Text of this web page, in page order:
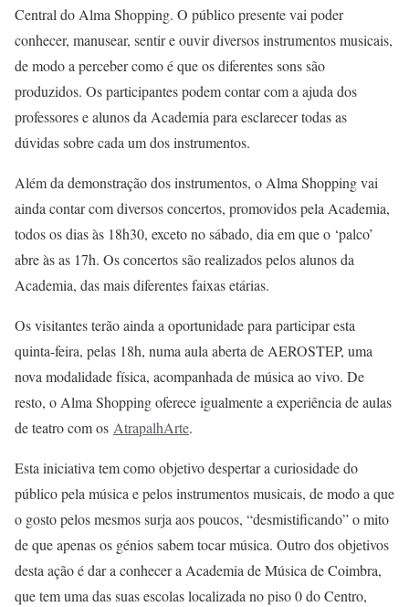
Central do Alma Shopping. O público presente vai poder
conhecer, manusear, sentir e ouvir diversos instrumentos musicais,
de modo a perceber como é que os diferentes sons são
produzidos. Os participantes podem contar com a ajuda dos
professores e alunos da Academia para esclarecer todas as
dúvidas sobre cada um dos instrumentos.
Além da demonstração dos instrumentos, o Alma Shopping vai
ainda contar com diversos concertos, promovidos pela Academia,
todos os dias às 18h30, exceto no sábado, dia em que o ‘palco’
abre às as 17h. Os concertos são realizados pelos alunos da
Academia, das mais diferentes faixas etárias.
Os visitantes terão ainda a oportunidade para participar esta
quinta-feira, pelas 18h, numa aula aberta de AEROSTEP, uma
nova modalidade física, acompanhada de música ao vivo. De
resto, o Alma Shopping oferece igualmente a experiência de aulas
de teatro com os AtrapalhArte.
Esta iniciativa tem como objetivo despertar a curiosidade do
público pela música e pelos instrumentos musicais, de modo a que
o gosto pelos mesmos surja aos poucos, “desmistificando” o mito
de que apenas os génios sabem tocar música. Outro dos objetivos
desta ação é dar a conhecer a Academia de Música de Coimbra,
que tem uma das suas escolas localizada no piso 0 do Centro,